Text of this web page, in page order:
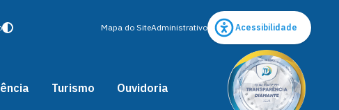
Mapa do SiteAdministrativo Acessibilidade
Turismo Ouvidoria